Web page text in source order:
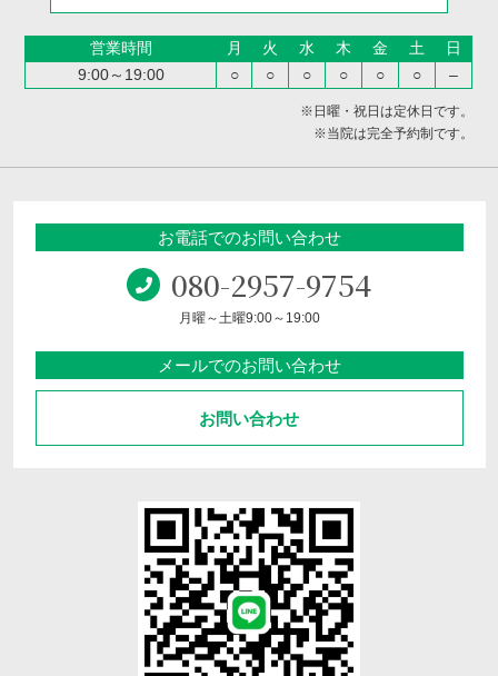
営業時間 月 火 水 木 金 土
日
9:00～19:00
○ ○ ○ ○ ○ ○ –
※日曜・祝日は定休日です。
※当院は完全予約制です。
お電話でのお問い合わせ
080-2957-9754
月曜～土曜9:00～19:00
メールでのお問い合わせ
お問い合わせ